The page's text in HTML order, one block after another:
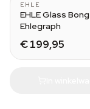
EHLE
EHLE Glass Bong
Ehlegraph
€ 199,95